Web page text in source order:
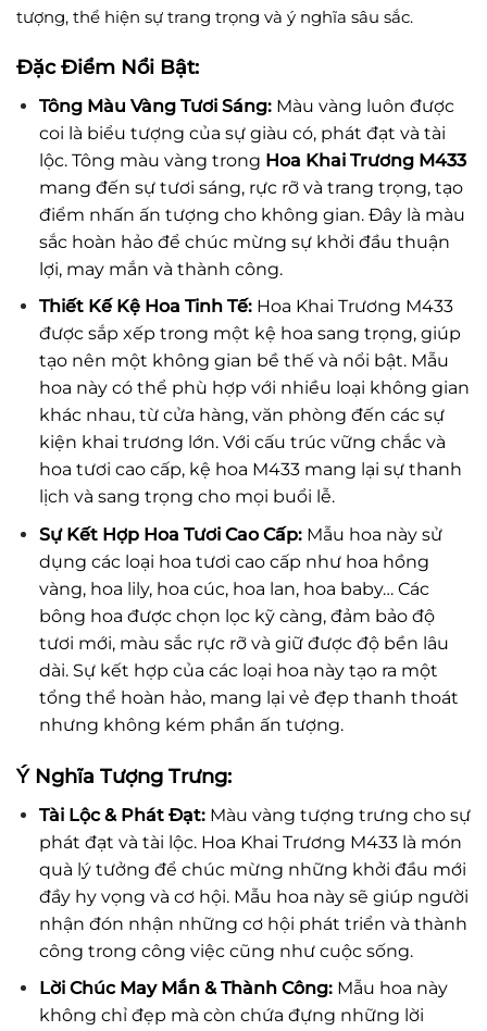
tượng, thể hiện sự trang trọng và ý nghĩa sâu sắc.
Đặc Điểm Nổi Bật:
Tông Màu Vàng Tươi Sáng:Màu vàng luôn được
coi là biểu tượng của sự giàu có, phát đạt và tài
lộc. Tông màu vàng trong Hoa Khai Trương M433
mang đến sự tươi sáng, rực rỡ và trang trọng, tạo
điểm nhấn ấn tượng cho không gian. Đây là màu
sắc hoàn hảo để chúc mừng sự khởi đầu thuận
lợi, may mắn và thành công.
Thiết Kế Kệ Hoa Tinh Tế:Hoa Khai Trương M433
được sắp xếp trong một kệ hoa sang trọng, giúp
tạo nên một không gian bề thế và nổi bật. Mẫu
hoa này có thể phù hợp với nhiều loại không gian
khác nhau, từ cửa hàng, văn phòng đến các sự
kiện khai trương lớn. Với cấu trúc vững chắc và
hoa tươi cao cấp, kệ hoa M433 mang lại sự thanh
lịch và sang trọng cho mọi buổi lễ.
Sự Kết Hợp Hoa Tươi Cao Cấp:Mẫu hoa này sử
dụng các loại hoa tươi cao cấp như hoa hồng
vàng, hoa lily, hoa cúc, hoa lan, hoa baby… Các
bông hoa được chọn lọc kỹ càng, đảm bảo độ
tươi mới, màu sắc rực rỡ và giữ được độ bền lâu
dài. Sự kết hợp của các loại hoa này tạo ra một
tổng thể hoàn hảo, mang lại vẻ đẹp thanh thoát
nhưng không kém phần ấn tượng.
Ý Nghĩa Tượng Trưng:
Tài Lộc & Phát Đạt:Màu vàng tượng trưng cho sự
phát đạt và tài lộc. Hoa Khai Trương M433 là món
quà lý tưởng để chúc mừng những khởi đầu mới
đầy hy vọng và cơ hội. Mẫu hoa này sẽ giúp người
nhận đón nhận những cơ hội phát triển và thành
công trong công việc cũng như cuộc sống.
Lời Chúc May Mắn & Thành Công:Mẫu hoa này
không chỉ đẹp mà còn chứa đựng những lời